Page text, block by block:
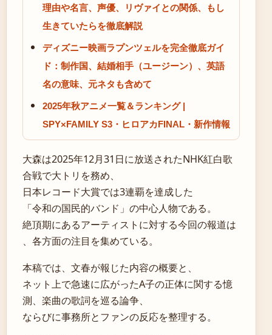
理由や名言、声優、リヴァイとの関係、もし
生きていたらを徹底解説
ディズニー映画ラプンツェルを完全徹底ガイ
ド：制作国、結婚相手（ユージーン）、英語
名の意味、元ネタも含めて
2025年秋アニメ一覧＆ランキング |
SPY×FAMILY S3・ヒロアカFINAL・新作情報
大森は2025年12月31日に放送されたNHK紅白歌
合戦で大トリを務め、
日本レコード大賞では3連覇を達成した
「令和の国民的バンド」の中心人物である。
絶頂期にあるアーティストに対する今回の報道は
、各方面の注目を集めている。
本稿では、文春が報じた内容の概要と、
ネット上で急速に広がったA子の正体に関する憶
測、楽曲の歌詞を巡る論争、
ならびに事務所とファンの反応を整理する。